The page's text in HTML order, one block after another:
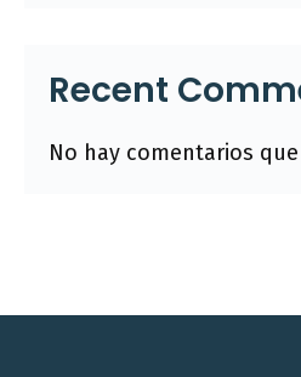
Recent
No hay comentarios